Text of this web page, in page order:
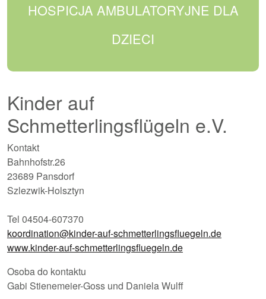
HOSPICJA AMBULATORYJNE DLA
DZIECI
Kinder auf
Schmetterlingsflügeln e.V.
Kontakt
Bahnhofstr.26
23689 Pansdorf
Szlezwik-Holsztyn
Tel 04504-607370
koordination@kinder-auf-schmetterlingsfluegeln.de
www.kinder-auf-schmetterlingsfluegeln.de
Osoba do kontaktu
Gabi Stienemeier-Goss und Daniela Wulff